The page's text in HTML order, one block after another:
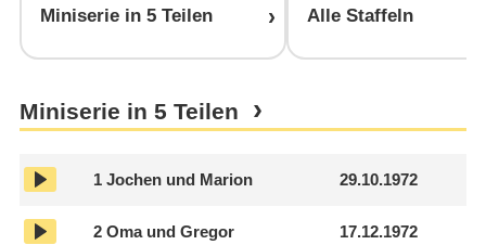
Miniserie in 5 Teilen Alle Staffeln
Miniserie in 5 Teilen
1 Jochen und Marion 29.10.1972
2 Oma und Gregor 17.12.1972